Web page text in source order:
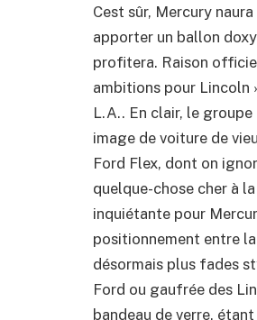
Cest sûr, Mercury
apporter un ballon
profitera. Raison
ambitions pour Lincoln
L.A.. En clair, le
image de voiture de
Ford Flex, dont on
quelque-chose cher à
inquiétante pour
positionnement entre
désormais plus fades
Ford ou gaufrée des
bandeau de verre,